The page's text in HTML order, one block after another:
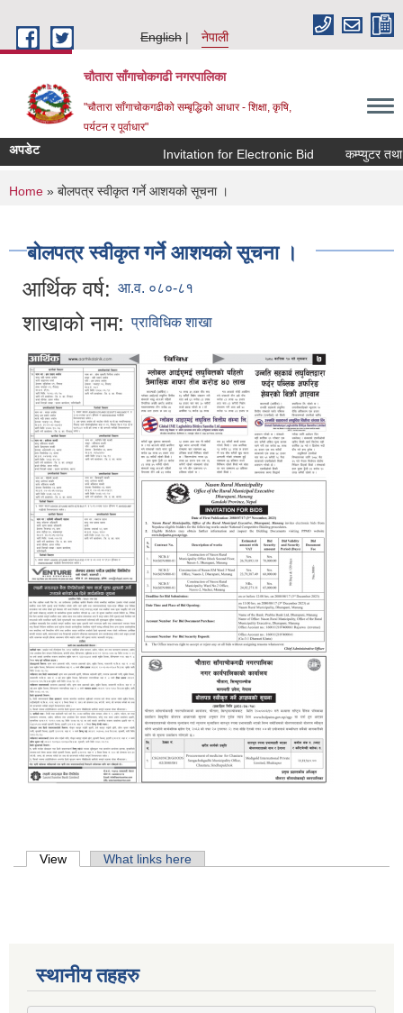
English
नेपाली
चौतारा साँगाचोकगढी नगरपालिका
"चौतारा साँगाचोकगढीको सम्बृद्धिको आधार - शिक्षा, कृषि,
पर्यटन र पूर्वाधार"
अपडेट Invitation for Electronic Bid कम्प्युटर तथा
You are here
Home » बोलपत्र स्वीकृत गर्ने आशयको सूचना ।
बोलपत्र स्वीकृत गर्ने आशयको सूचना ।
आर्थिक वर्ष: आ.व. ०८०-८१
शाखाको नाम: प्राविधिक शाखा
Primary tabs
View (active tab)What links here
स्थानीय तहहरु